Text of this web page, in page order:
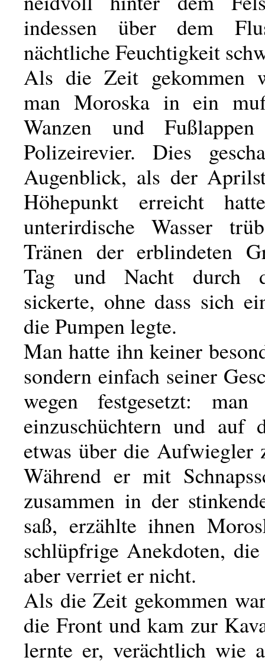
indessen über dem
nächtliche Feuchtigkeit
Als die Zeit gekommen
man Moroska in ein
Wanzen und Fußlappen
Polizeirevier. Dies
Augenblick, als der
Höhepunkt erreicht
unterirdische Wasser
Tränen der erblindeten
Tag und Nacht durch
sickerte, ohne dass sich
die Pumpen legte.
Man hatte ihn keiner
sondern einfach seiner
wegen festgesetzt:
einzuschüchtern und auf
etwas über die Aufwiegler
Während er mit
zusammen in der
saß, erzählte ihnen
schlüpfrige Anekdoten,
aber verriet er nicht.
Als die Zeit gekommen
die Front und kam zur
lernte er, verächtlich wie